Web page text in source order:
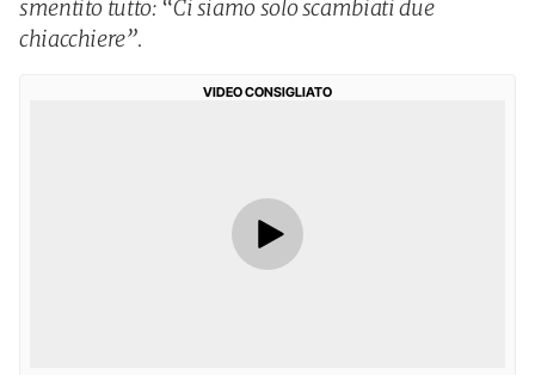
smentito tutto: “Ci siamo solo scambiati due
chiacchiere”.
VIDEO CONSIGLIATO